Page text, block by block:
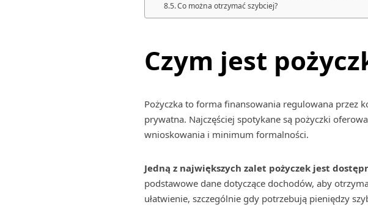
Co można otrzymać szybciej?
Czym jest
Pożyczka to forma finansowania regulowana przez
prywatna. Najczęściej spotykane są pożyczki
wnioskowania i minimum formalności.
Jedną z największych zalet pożyczek jest
podstawowe dane dotyczące dochodów, aby
ułatwienie, szczególnie gdy potrzebują pieniędzy